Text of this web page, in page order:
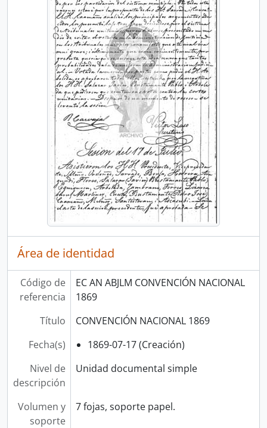
Área de identidad
Código de
referencia
EC AN ABJLM CONVENCIÓN NACIONAL
1869
Título
CONVENCIÓN NACIONAL 1869
Fecha(s)
1869-07-17 (Creación)
Nivel de
descripción
Unidad documental simple
Volumen y
soporte
7 fojas, soporte papel.